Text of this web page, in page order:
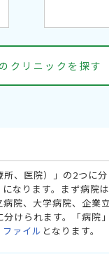
クリニックを探す
、医院）」の2つに
なります。まず病院
院、大学病院、企業
けられます。「病院
ファイル となります。